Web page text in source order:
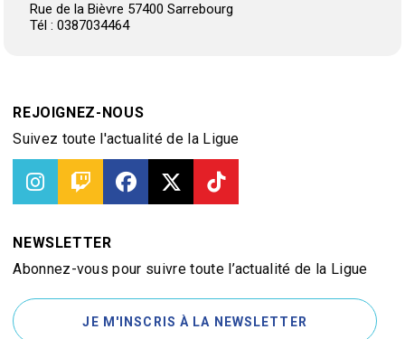
Rue de la Bièvre 57400 Sarrebourg
Tél : 0387034464
REJOIGNEZ-NOUS
Suivez toute l'actualité de la Ligue
NEWSLETTER
Abonnez-vous pour suivre toute l’actualité de la Ligue
JE M'INSCRIS À LA NEWSLETTER